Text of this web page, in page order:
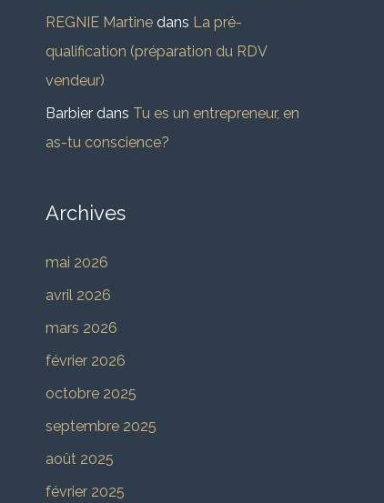
REGNIE Martine dans La pré-
qualification (préparation du RDV
vendeur)
Barbier dans Tu es un entrepreneur, en
as-tu conscience?
Archives
mai 2026
avril 2026
mars 2026
février 2026
octobre 2025
septembre 2025
août 2025
février 2025